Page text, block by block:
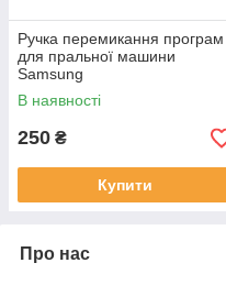
Ручка перемикання програм
для пральної машини
Samsung
В наявності
250 ₴
Купити
Про нас